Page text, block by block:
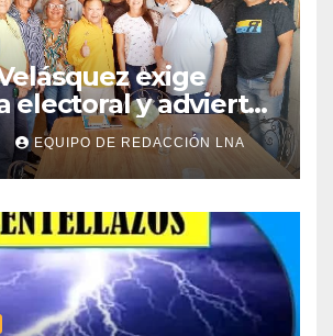
exige
electoral y advierte:
en la calle no
EQUIPO DE REDACCIÓN LNA